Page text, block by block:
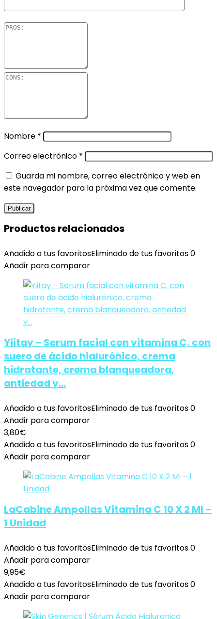
Nombre *
Correo electrónico *
Guarda mi nombre, correo electrónico y web en
este navegador para la próxima vez que comente.
Productos relacionados
Añadido a tus favoritosEliminado de tus favoritos0
Añadir para comparar
Yiitay – Serum facial con vitamina C, con
suero de ácido hialurónico, crema
hidratante, crema blanqueadora,
antiedad y…
Añadido a tus favoritosEliminado de tus favoritos0
Añadir para comparar
3,80€
Añadido a tus favoritosEliminado de tus favoritos0
Añadir para comparar
LaCabine Ampollas Vitamina C 10 X 2 Ml –
1 Unidad
Añadido a tus favoritosEliminado de tus favoritos0
Añadir para comparar
9,95€
Añadido a tus favoritosEliminado de tus favoritos0
Añadir para comparar